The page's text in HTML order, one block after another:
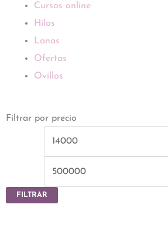
Cursos online
Hilos
Lanas
Ofertas
Ovillos
Filtrar por precio
Precio
mínimo
FILTRAR